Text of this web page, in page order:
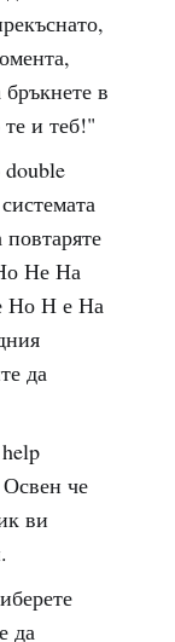
в
и теб!"
Не На
Но Н е На
да
че
ви
да